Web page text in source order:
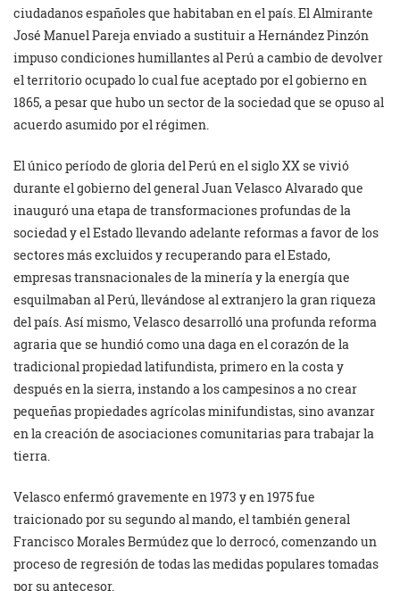
ciudadanos españoles que habitaban en el país. El Almirante
José Manuel Pareja enviado a sustituir a Hernández Pinzón
impuso condiciones humillantes al Perú a cambio de devolver
el territorio ocupado lo cual fue aceptado por el gobierno en
1865, a pesar que hubo un sector de la sociedad que se opuso al
acuerdo asumido por el régimen.
El único período de gloria del Perú en el siglo XX se vivió
durante el gobierno del general Juan Velasco Alvarado que
inauguró una etapa de transformaciones profundas de la
sociedad y el Estado llevando adelante reformas a favor de los
sectores más excluidos y recuperando para el Estado,
empresas transnacionales de la minería y la energía que
esquilmaban al Perú, llevándose al extranjero la gran riqueza
del país. Así mismo, Velasco desarrolló una profunda reforma
agraria que se hundió como una daga en el corazón de la
tradicional propiedad latifundista, primero en la costa y
después en la sierra, instando a los campesinos a no crear
pequeñas propiedades agrícolas minifundistas, sino avanzar
en la creación de asociaciones comunitarias para trabajar la
tierra.
Velasco enfermó gravemente en 1973 y en 1975 fue
traicionado por su segundo al mando, el también general
Francisco Morales Bermúdez que lo derrocó, comenzando un
proceso de regresión de todas las medidas populares tomadas
por su antecesor.